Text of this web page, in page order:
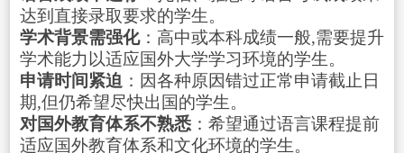
达到直接录取要求的学生。
学术背景需强化：高中或本科成绩一般,需要提升
学术能力以适应国外大学学习环境的学生。
申请时间紧迫 ：因各种原因错过正常申请截止日
期,但仍希望尽快出国的学生。
对国外教育体系不熟悉：希望通过语言课程提前
适应国外教育体系和文化环境的学生。